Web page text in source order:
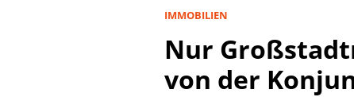
IMMOBILIEN
Nur
von der